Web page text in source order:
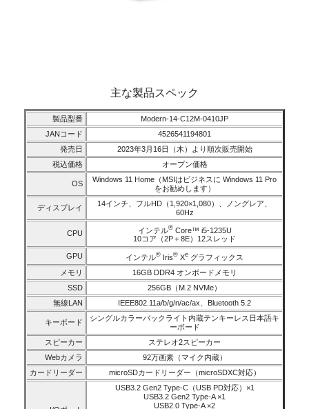
主な製品スペック
製品型番
Modern-14-C12M-0410JP
JANコード
4526541194801
発売日
2023年3月16日（木）より順次販売開始
税込価格
オープン価格
OS
Windows 11 Home（MSIはビジネスに Windows 11 Pro
をお勧めします）
ディスプレイ
14インチ、フルHD（1,920×1,080）、ノングレア、
60Hz
CPU インテル®Core™ i5-1235U
10コア（2P＋8E）12スレッド
GPU インテル® Iris® Xe グラフィックス
メモリ
16GB DDR4 オンボードメモリ
SSD
256GB（M.2 NVMe）
無線LAN
IEEE802.11a/b/g/n/ac/ax、Bluetooth 5.2
キーボード
シングルカラーバックライト内蔵テンキーレス日本語キ
ーボード
スピーカー
ステレオ2スピーカー
Webカメラ
92万画素（マイク内蔵）
カードリーダー
microSDカードリーダー（microSDXC対応）
USB3.2 Gen2 Type-C（USB PD対応）×1
USB3.2 Gen2 Type-A ×1
USB2.0 Type-A ×2